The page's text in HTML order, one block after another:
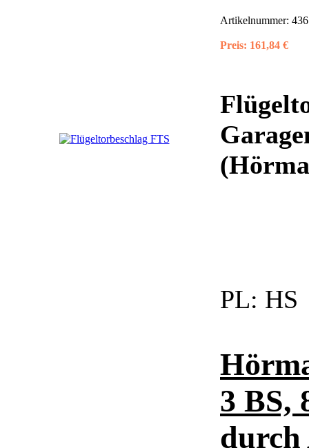
Artikelnummer:
Preis: 161,84 €
PL: HS
3 BS,
durch